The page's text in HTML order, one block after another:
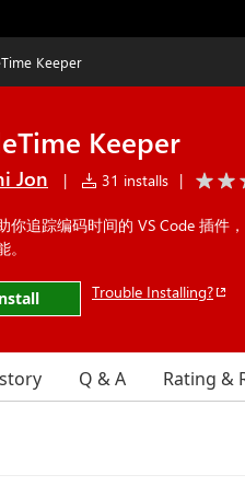
Keeper
Keeper
Jon | 31 installs |
你追踪编码时间的 VS Code 插件
Trouble Installing?
Q & A Rating &